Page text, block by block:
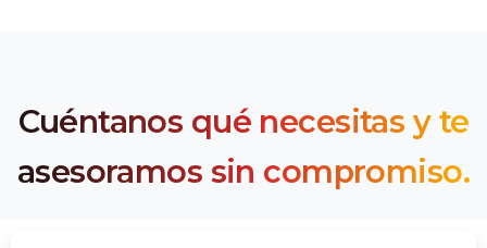
Cuéntanos qué necesitas y te
asesoramos sin compromiso.